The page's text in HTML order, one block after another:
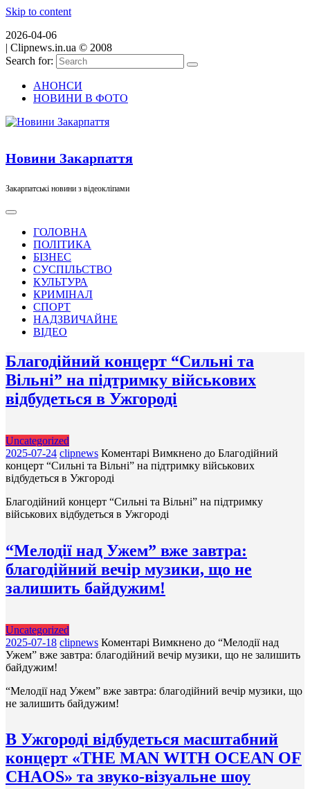
Skip to content
2026-04-06
| Clipnews.in.ua © 2008
Search for:
АНОНСИ
НОВИНИ В ФОТО
Новини Закарпаття
Закарпатські новини з відеокліпами
ГОЛОВНА
ПОЛІТИКА
БІЗНЕС
СУСПІЛЬСТВО
КУЛЬТУРА
КРИМІНАЛ
СПОРТ
НАДЗВИЧАЙНЕ
ВІДЕО
Благодійний концерт “Сильні та
Вільні” на підтримку військових
відбудеться в Ужгороді
Uncategorized
2025-07-24 clipnews Коментарі Вимкнено до Благодійний
концерт “Сильні та Вільні” на підтримку військових
відбудеться в Ужгороді
Благодійний концерт “Сильні та Вільні” на підтримку
військових відбудеться в Ужгороді
“Мелодії над Ужем” вже завтра:
благодійний вечір музики, що не
залишить байдужим!
Uncategorized
2025-07-18 clipnews Коментарі Вимкнено до “Мелодії над
Ужем” вже завтра: благодійний вечір музики, що не залишить
байдужим!
“Мелодії над Ужем” вже завтра: благодійний вечір музики, що
не залишить байдужим!
В Ужгороді відбудеться масштабний
концерт «THE MAN WITH OCEAN OF
CHAOS» та звуко-візуальне шоу